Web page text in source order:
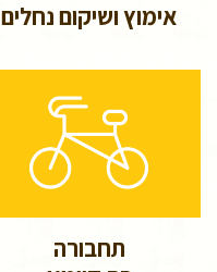
אימוץ ושיקום נחלים
תחבורה